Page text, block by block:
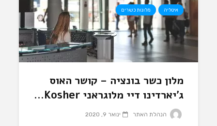
איטליה מלונות כשרים
מלון כשר בונציה – קושר האוס
ג’יארדינו דיי מלוגראני Kosher...
הנהלת האתר ינואר 9, 2020